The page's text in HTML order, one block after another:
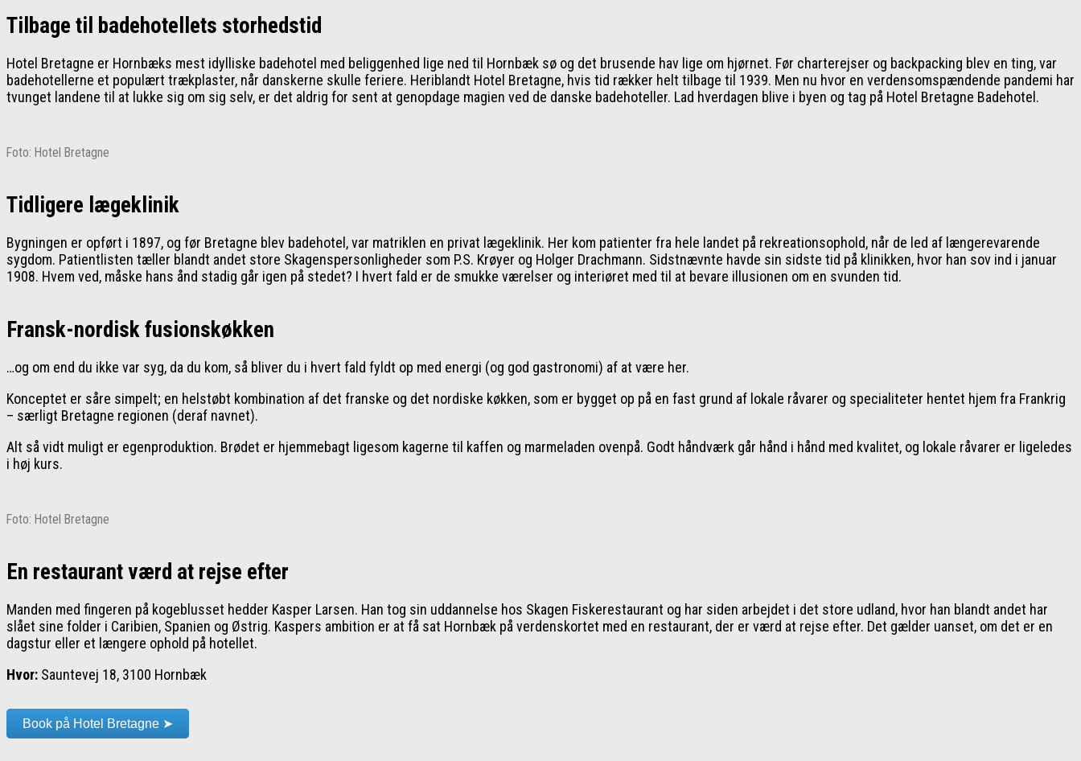
Tilbage til badehotellets storhedstid
Hotel Bretagne er Hornbæks mest idylliske badehotel med beliggenhed lige ned til Hornbæk sø og det brusende hav lige om hjørnet. Før charterejser og backpacking blev en ting, var
badehotellerne et populært trækplaster, når danskerne skulle feriere. Heriblandt Hotel Bretagne, hvis tid rækker helt tilbage til 1939. Men nu hvor en verdensomspændende pandemi har
tvunget landene til at lukke sig om sig selv, er det aldrig for sent at genopdage magien ved de danske badehoteller. Lad hverdagen blive i byen og tag på Hotel Bretagne Badehotel.
Foto: Hotel Bretagne
Tidligere lægeklinik
Bygningen er opført i 1897, og før Bretagne blev badehotel, var matriklen en privat lægeklinik. Her kom patienter fra hele landet på rekreationsophold, når de led af længerevarende
sygdom. Patientlisten tæller blandt andet store Skagenspersonligheder som P.S. Krøyer og Holger Drachmann. Sidstnævnte havde sin sidste tid på klinikken, hvor han sov ind i januar
1908. Hvem ved, måske hans ånd stadig går igen på stedet? I hvert fald er de smukke værelser og interiøret med til at bevare illusionen om en svunden tid.
Fransk-nordisk fusionskøkken
…og om end du ikke var syg, da du kom, så bliver du i hvert fald fyldt op med energi (og god gastronomi) af at være her.
Konceptet er såre simpelt; en helstøbt kombination af det franske og det nordiske køkken, som er bygget op på en fast grund af lokale råvarer og specialiteter hentet hjem fra Frankrig
– særligt Bretagne regionen (deraf navnet).
Alt så vidt muligt er egenproduktion. Brødet er hjemmebagt ligesom kagerne til kaffen og marmeladen ovenpå. Godt håndværk går hånd i hånd med kvalitet, og lokale råvarer er ligeledes
i høj kurs.
Foto: Hotel Bretagne
En restaurant værd at rejse efter
Manden med fingeren på kogeblusset hedder Kasper Larsen. Han tog sin uddannelse hos Skagen Fiskerestaurant og har siden arbejdet i det store udland, hvor han blandt andet har
slået sine folder i Caribien, Spanien og Østrig. Kaspers ambition er at få sat Hornbæk på verdenskortet med en restaurant, der er værd at rejse efter. Det gælder uanset, om det er en
dagstur eller et længere ophold på hotellet.
Hvor: Sauntevej 18, 3100 Hornbæk
Book på Hotel Bretagne ➤